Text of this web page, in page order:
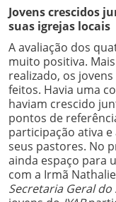
Jovens crescidos
suas igrejas locais
A avaliação dos
muito positiva.
realizado, os
feitos. Havia uma
haviam crescido
pontos de
participação ativa
seus pastores. No
ainda espaço para
com a Irmã
Secretaria Geral